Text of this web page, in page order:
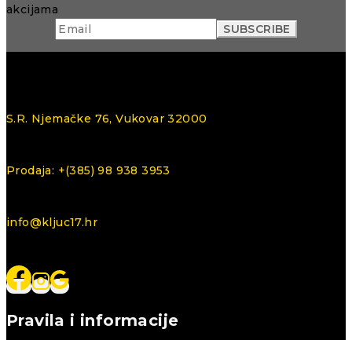
akcijama
S.R. Njemačke 76, Vukovar 32000
Prodaja: +(385) 98 938 3953
info@kljuc17.hr
Pravila i informacije